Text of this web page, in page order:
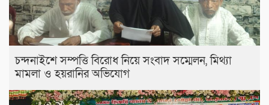
চন্দনাইশে সম্পত্তি বিরোধ নিয়ে সংবাদ সম্মেলন, মিথ্যা
মামলা ও হয়রানির অভিযোগ